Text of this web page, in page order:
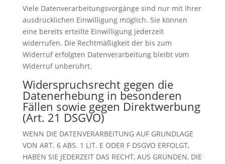
Viele Datenverarbeitungsvorgänge sind nur mit Ihrer
ausdrücklichen Einwilligung möglich. Sie können
eine bereits erteilte Einwilligung jederzeit
widerrufen. Die Rechtmäßigkeit der bis zum
Widerruf erfolgten Datenverarbeitung bleibt vom
Widerruf unberührt.
Widerspruchsrecht gegen die
Datenerhebung in besonderen
Fällen sowie gegen Direktwerbung
(Art. 21 DSGVO)
WENN DIE DATENVERARBEITUNG AUF GRUNDLAGE
VON ART. 6 ABS. 1 LIT. E ODER F DSGVO ERFOLGT,
HABEN SIE JEDERZEIT DAS RECHT, AUS GRÜNDEN, DIE